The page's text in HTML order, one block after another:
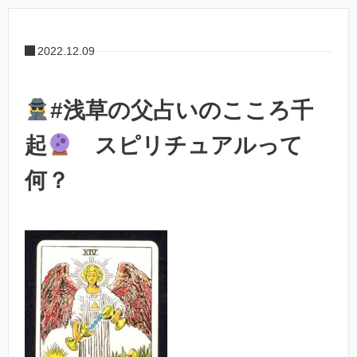
2022.12.09
#浅草の父占いのこころ千
起
スピリチュアルって
何？